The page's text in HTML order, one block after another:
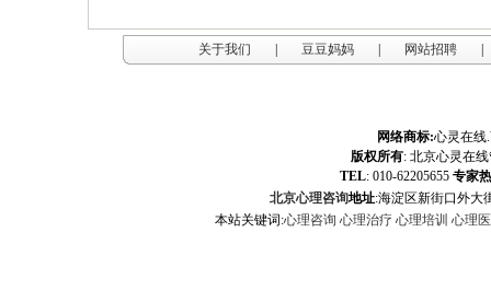
关于我们 豆豆妈妈 网站招聘
网络商标:心灵在线
版权所有: 北京心灵在
TEL: 010-62205655 专家
北京心理咨询地址:海淀区新街口外大
本站关键词:心理咨询 心理治疗 心理培训 心理